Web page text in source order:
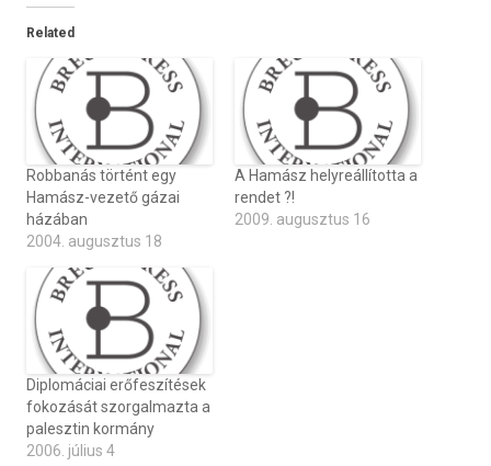
Related
Robbanás történt egy
Hamász-vezető gázai
házában
2004. augusztus 18
A Hamász helyreállította a
rendet ?!
2009. augusztus 16
Diplomáciai erőfeszítések
fokozását szorgalmazta a
palesztin kormány
2006. július 4